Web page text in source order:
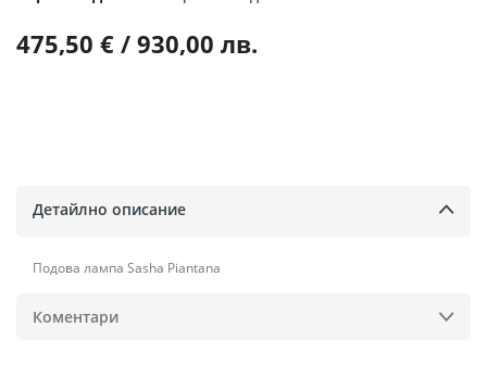
475,50 € / 930,00 лв.
Детайлно описание
Подова лампа Sasha Piantana
Коментари